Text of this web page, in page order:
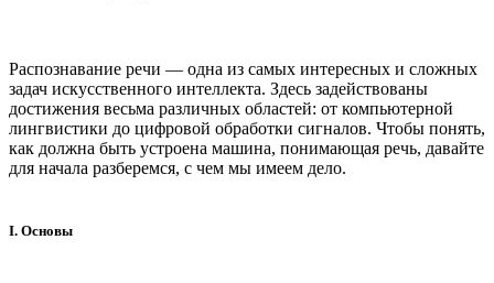
Распознавание речи — одна из самых интересных и сложных
задач искусственного интеллекта. Здесь задействованы
достижения весьма различных областей: от компьютерной
лингвистики до цифровой обработки сигналов. Чтобы понять,
как должна быть устроена машина, понимающая речь, давайте
для начала разберемся, с чем мы имеем дело.
I. Основы